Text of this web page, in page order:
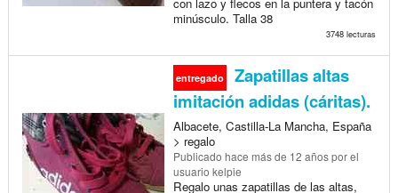
minúsculo. Talla 38
3748 lecturas
entregado
Zapatillas altas
imitación adidas (cáritas).
Albacete, Castilla-La Mancha, España
> regalo
Publicado hace más de 12 añospor el
usuario kelpie
Regalo unas zapatillas de las altas,